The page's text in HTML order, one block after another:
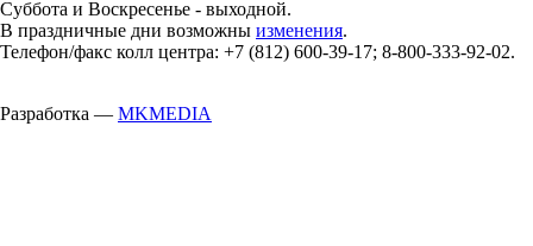
Суббота и Воскресенье - выходной.
В праздничные дни возможны изменения.
Телефон/факс колл центра: +7 (812) 600-39-17; 8-800-333-92-02.
Разработка — MKMEDIA